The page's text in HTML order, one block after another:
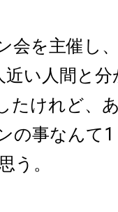
会を主催し
い人間と
たけれど、
の事なんて
う。